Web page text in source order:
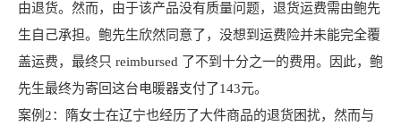
由退货。然而，由于该产品没有质量问题，退货运费需由鲍先
生自己承担。鲍先生欣然同意了，没想到运费险并未能完全覆
盖运费，最终只 reimbursed 了不到十分之一的费用。因此，鲍
先生最终为寄回这台电暖器支付了143元。
案例2：隋女士在辽宁也经历了大件商品的退货困扰，然而与